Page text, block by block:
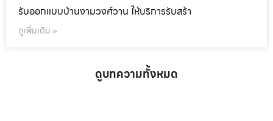
รับออกแบบบ้านงามวงศ์วาน ให้บริการรับสร้า
ดูเพิ่มเติม »
ดูบทความทั้งหมด